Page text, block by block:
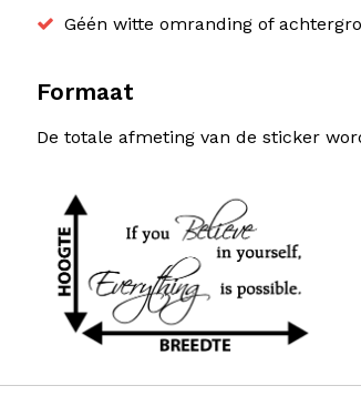
Géén witte omranding of
Formaat
De totale afmeting van de sticker